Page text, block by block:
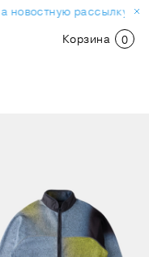
новостную рассылку.
Корзина 0